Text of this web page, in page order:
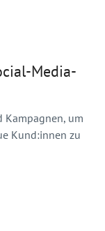
Media-
Kampagnen, um
Kund:innen zu